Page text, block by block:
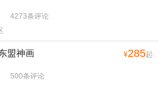
4273条评论
盟神画 ¥285起
500条评论